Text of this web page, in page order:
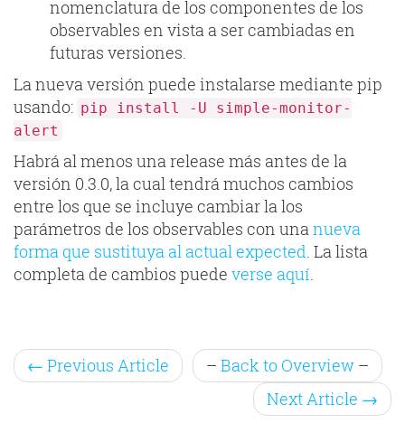
nomenclatura de los componentes de los
observables en vista a ser cambiadas en
futuras versiones.
La nueva versión puede instalarse mediante pip
usando: pip install -U simple-monitor-
alert
Habrá al menos una release más antes de la
versión 0.3.0, la cual tendrá muchos cambios
entre los que se incluye cambiar la los
parámetros de los observables con unanueva
forma que sustituya al actual expected. La lista
completa de cambios puede verse aquí.
← Previous Article – Back to Overview–
Next Article →